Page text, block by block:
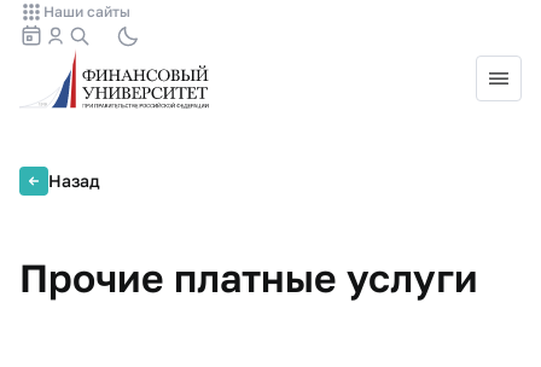
Наши сайты
Назад
Прочие платные услуги